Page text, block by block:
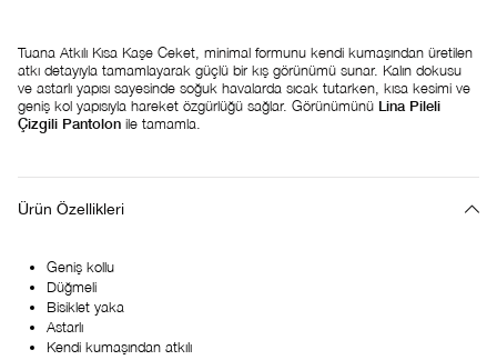
Tuana Atkılı Kısa Kaşe Ceket, minimal formunu kendi kumaşından üretilen
atkı detayıyla tamamlayarak güçlü bir kış görünümü sunar. Kalın dokusu
ve astarlı yapısı sayesinde soğuk havalarda sıcak tutarken, kısa kesimi ve
geniş kol yapısıyla hareket özgürlüğü sağlar. Görünümünü Lina Pileli
Çizgili Pantolon ile tamamla.
Ürün Özellikleri
Geniş kollu
Düğmeli
Bisiklet yaka
Astarlı
Kendi kumaşından atkılı